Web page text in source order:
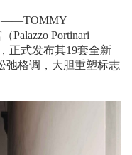
——TOMMY
Palazzo Portinari
正式发布其19套全新
弛格调，大胆重塑标志